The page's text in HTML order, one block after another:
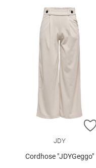
JDY
Cordhose "JDYGeggo"